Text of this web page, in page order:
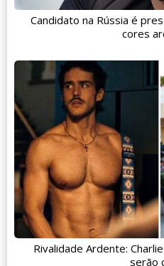
Candidato na Rússia é
cores
Rivalidade Ardente:
serão